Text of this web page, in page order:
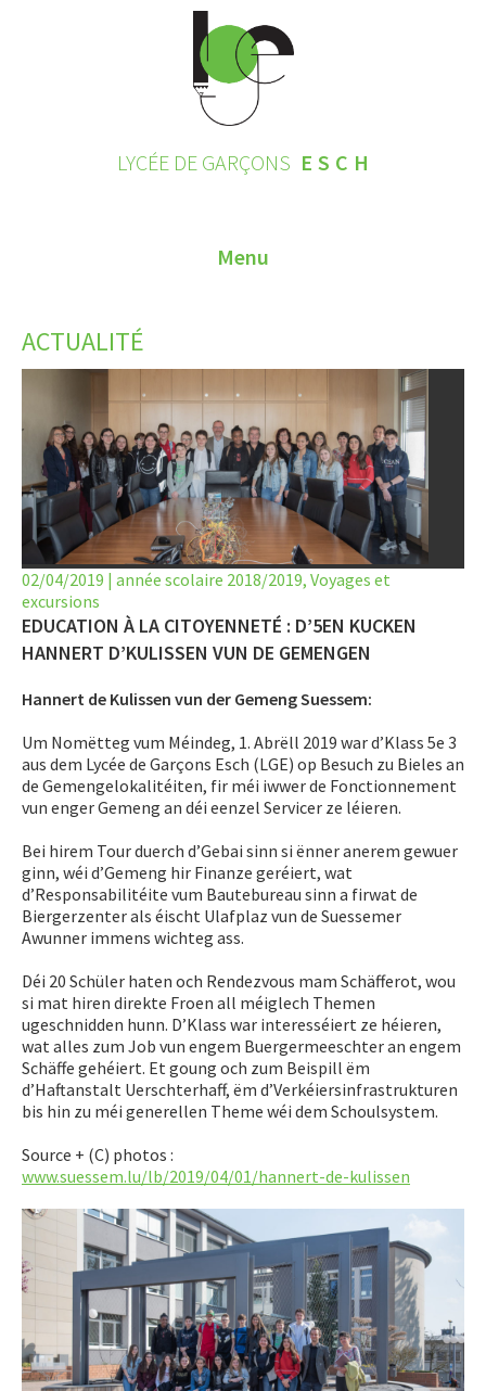
LYCÉE DE GARÇONS ESCH
Menu
CONTACT
INSCRIPTIONS 2026
LE LYCÉE
LET’S GO SCIENCE
ACTUALITÉ
AGENDA
ACTIVITÉS
SERVICES
APPRENTISSAGE
APPLIS
ACTUALITÉ
02/04/2019 | année scolaire 2018/2019, Voyages et
excursions
EDUCATION À LA CITOYENNETÉ : D’5EN KUCKEN
HANNERT D’KULISSEN VUN DE GEMENGEN
Hannert de Kulissen vun der Gemeng Suessem:
Um Nomëtteg vum Méindeg, 1. Abrëll 2019 war d’Klass 5e 3
aus dem Lycée de Garçons Esch (LGE) op Besuch zu Bieles an
de Gemengelokalitéiten, fir méi iwwer de Fonctionnement
vun enger Gemeng an déi eenzel Servicer ze léieren.
Bei hirem Tour duerch d’Gebai sinn si ënner anerem gewuer
ginn, wéi d’Gemeng hir Finanze geréiert, wat
d’Responsabilitéite vum Bautebureau sinn a firwat de
Biergerzenter als éischt Ulafplaz vun de Suessemer
Awunner immens wichteg ass.
Déi 20 Schüler haten och Rendezvous mam Schäfferot, wou
si mat hiren direkte Froen all méiglech Themen
ugeschnidden hunn. D’Klass war interesséiert ze héieren,
wat alles zum Job vun engem Buergermeeschter an engem
Schäffe gehéiert. Et goung och zum Beispill ëm
d’Haftanstalt Uerschterhaff, ëm d’Verkéiersinfrastrukturen
bis hin zu méi generellen Theme wéi dem Schoulsystem.
Source + (C) photos :
www.suessem.lu/lb/2019/04/01/hannert-de-kulissen